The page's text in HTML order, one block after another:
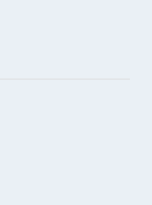
эксклюзивные
динамичные